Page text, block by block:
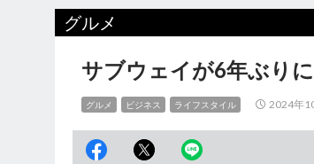
グルメ
サブウェイが6年ぶり
グルメ ビジネス ライフスタイル 2024年